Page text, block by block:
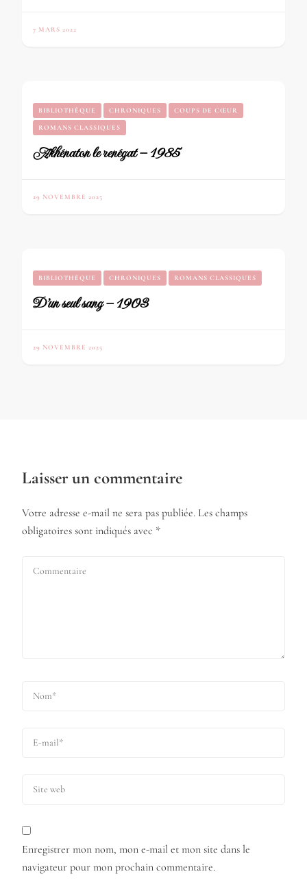
7 MARS 2022
BIBLIOTHÈQUE CHRONIQUES COUPS DE CŒUR
ROMANS CLASSIQUES
Akhénaton le renégat – 1985
29 NOVEMBRE 2025
BIBLIOTHÈQUE CHRONIQUES ROMANS CLASSIQUES
D’un seul sang – 1903
29 NOVEMBRE 2025
Laisser un commentaire
Votre adresse e-mail ne sera pas publiée. Les champs
obligatoires sont indiqués avec *
Enregistrer mon nom, mon e-mail et mon site dans le
navigateur pour mon prochain commentaire.